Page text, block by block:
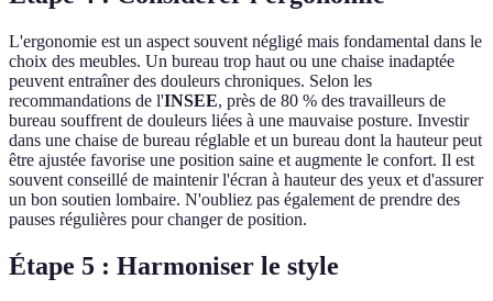
L'ergonomie est un aspect souvent négligé mais fondamental dans le
choix des meubles. Un bureau trop haut ou une chaise inadaptée
peuvent entraîner des douleurs chroniques. Selon les
recommandations de l'INSEE, près de 80 % des travailleurs de
bureau souffrent de douleurs liées à une mauvaise posture. Investir
dans une chaise de bureau réglable et un bureau dont la hauteur peut
être ajustée favorise une position saine et augmente le confort. Il est
souvent conseillé de maintenir l'écran à hauteur des yeux et d'assurer
un bon soutien lombaire. N'oubliez pas également de prendre des
pauses régulières pour changer de position.
Étape 5 : Harmoniser le style